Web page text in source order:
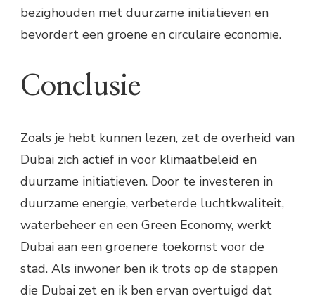
bezighouden met duurzame initiatieven en
bevordert een groene en circulaire economie.
Conclusie
Zoals je hebt kunnen lezen, zet de overheid van
Dubai zich actief in voor klimaatbeleid en
duurzame initiatieven. Door te investeren in
duurzame energie, verbeterde luchtkwaliteit,
waterbeheer en een Green Economy, werkt
Dubai aan een groenere toekomst voor de
stad. Als inwoner ben ik trots op de stappen
die Dubai zet en ik ben ervan overtuigd dat